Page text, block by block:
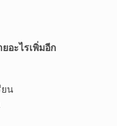
อะไรเพิ่มอีก
ยน